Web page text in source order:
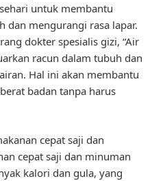
untuk membantu
dan mengurangi rasa lapar.
dokter spesialis gizi, “Air
racun dalam tubuh dan
Hal ini akan membantu
badan tanpa harus
cepat saji dan
cepat saji dan minuman
kalori dan gula, yang